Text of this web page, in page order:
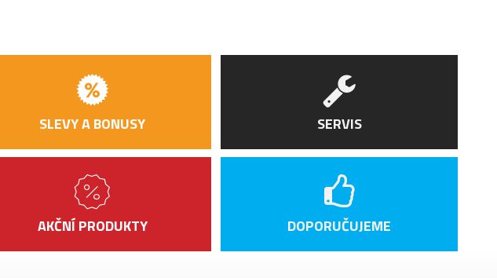
SLEVY A BONUSY
AKČNÍ PRODUKTY
SERVIS
DOPORUČUJEME